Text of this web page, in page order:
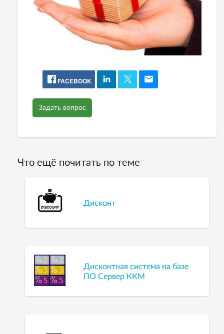
FACEBOOK
Задать вопрос
Что ещё почитать по теме
Дисконт
Дисконтная система на базе
ПО Сервер ККМ